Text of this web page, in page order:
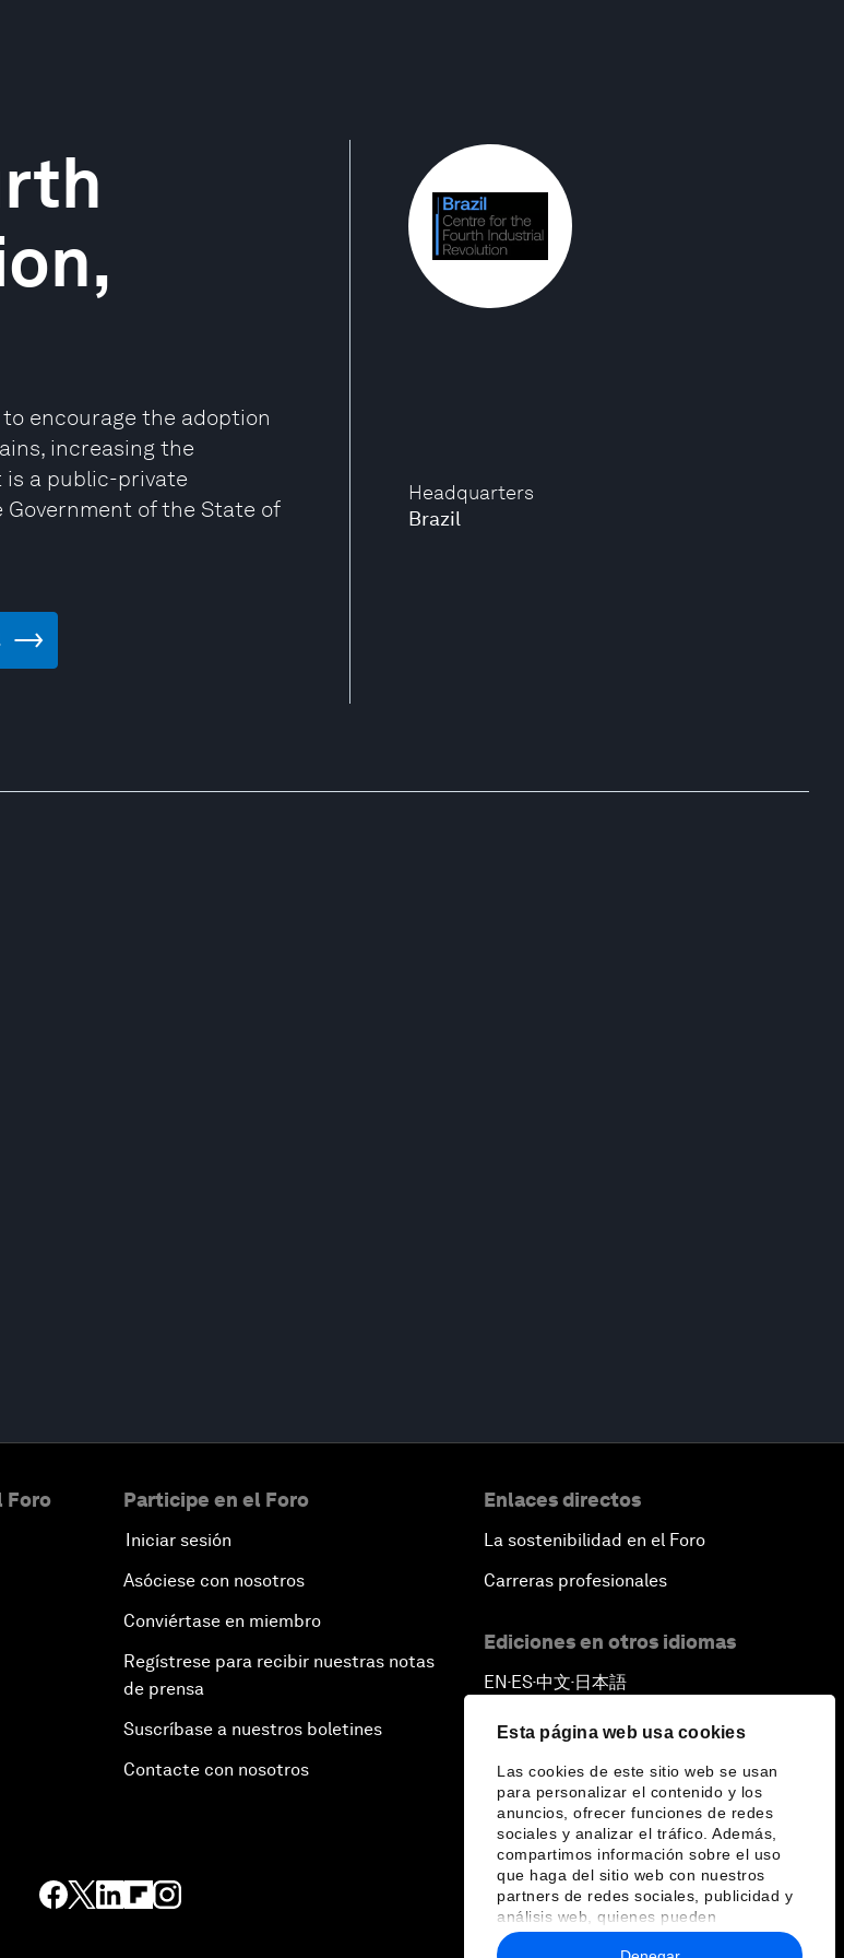
Esta página web usa cookies
Las cookies de este sitio web se usan
para personalizar el contenido y los
anuncios, ofrecer funciones de redes
sociales y analizar el tráfico. Además,
compartimos información sobre el uso
que haga del sitio web con nuestros
partners de redes sociales, publicidad y
análisis web, quienes pueden
combinarla con otra información que les
Headquarters
Brazil
encourage the adoption
increasing the
is a public-private
of the State of
Foro Participe en el Foro
Iniciar sesión
Asóciese con nosotros
Conviértase en miembro
Regístrese para recibir nuestras notas
de prensa
Suscríbase a nuestros boletines
Contacte con nosotros
Enlaces directos
La sostenibilidad en el Foro
Carreras profesionales
Ediciones en otros idiomas
EN ▪ES▪中文▪ 日本語